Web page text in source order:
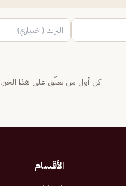
كن أول من يعلّق على هذا الخبر.
الأقسام